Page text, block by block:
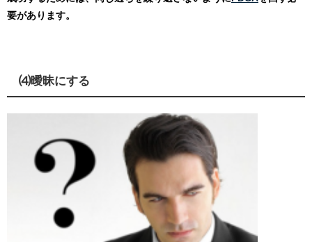
要があります。
⑷曖昧にする